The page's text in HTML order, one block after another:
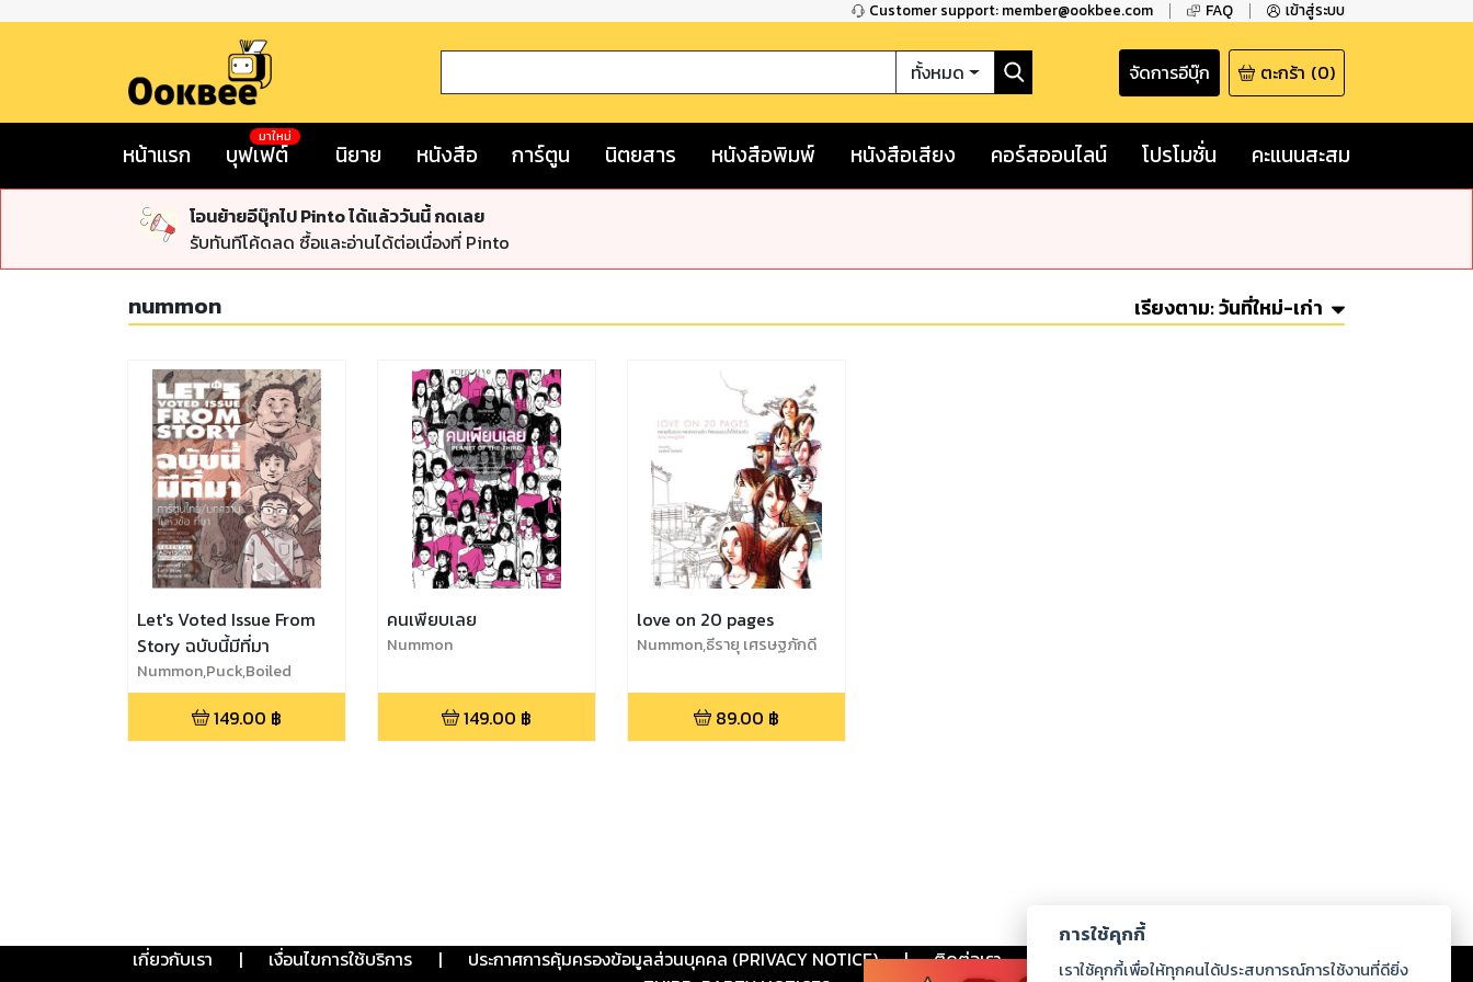
Customer support: member@ookbee.com FAQ เข้าสู่ระบบ
ทั้งหมด จัดการอีบุ๊ก ตะกร้า (0)
หน้าแรก บุฟเฟต์
มาใหม่
นิยาย หนังสือ การ์ตูน นิตยสาร หนังสือพิมพ์ หนังสือเสียง คอร์สออนไลน์ โปรโมชั่น คะแนนสะสม
โอนย้ายอีบุ๊กไป Pinto ได้แล้ววันนี้ กดเลย
รับทันทีโค้ดลด ซื้อและอ่านได้ต่อเนื่องที่ Pinto
nummon เรียงตาม:วันที่ใหม่-เก่า
Let's Voted Issue From
Story ฉบับนี้มีที่มา
Nummon,Puck,Boiled
Ice,Fah Sai,Tan-Star,The
Duang,Whoo Are You
149.00 ฿
คนเพียบเลย
Nummon
149.00 ฿
love on 20 pages
Nummon,ธีรายุ เศรษฐภักดี
89.00 ฿
เกี่ยวกับเรา | เงื่อนไขการใช้บริการ | ประกาศการคุ้มครองข้อมูลส่วนบุคคล (PRIVACY NOTICE) | ติดต่อเรา ร่วมงานกับเรา ดาวน์โหลด
การใช้คุกกี้
เราใช้คุกกี้เพื่อให้ทุกคนได้ประสบการณ์การใช้งานที่ดียิ่ง